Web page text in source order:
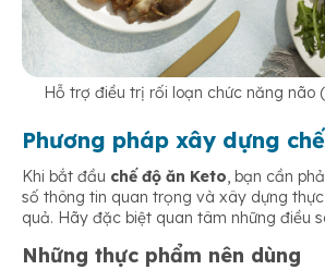
Hỗ trợ điều trị rối loạn chức năng não
Phương pháp xây dựng
Khi bắt đầu chế độ ăn Keto, bạn cần
số thông tin quan trọng và xây dựng
quả. Hãy đặc biệt quan tâm những điều
Những thực phẩm nên dùng